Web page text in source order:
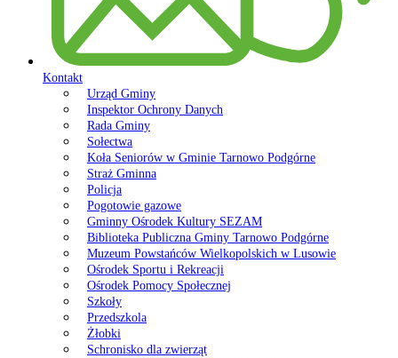
Kontakt
Urząd Gminy
Inspektor Ochrony Danych
Rada Gminy
Sołectwa
Koła Seniorów w Gminie Tarnowo Podgórne
Straż Gminna
Policja
Pogotowie gazowe
Gminny Ośrodek Kultury SEZAM
Biblioteka Publiczna Gminy Tarnowo Podgórne
Muzeum Powstańców Wielkopolskich w Lusowie
Ośrodek Sportu i Rekreacji
Ośrodek Pomocy Społecznej
Szkoły
Przedszkola
Żłobki
Schronisko dla zwierząt